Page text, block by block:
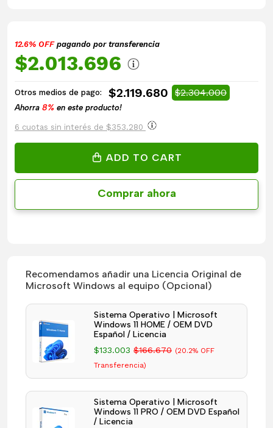
12.6% OFFpagando por transferencia
$2.013.696
Otros medios de pago: $2.119.680 $2.304.000
Ahorra 8% en este producto!
6 cuotas sin interés de $353.280
ADD TO CART
Comprar ahora
Recomendamos añadir una Licencia Original de
Microsoft Windows al equipo (Opcional)
Sistema Operativo | Microsoft
Windows 11 HOME / OEM DVD
Español / Licencia
$133.003 $166.670 (20.2% OFF
Transferencia)
Sistema Operativo | Microsoft
Windows 11 PRO / OEM DVD Español
/ Licencia